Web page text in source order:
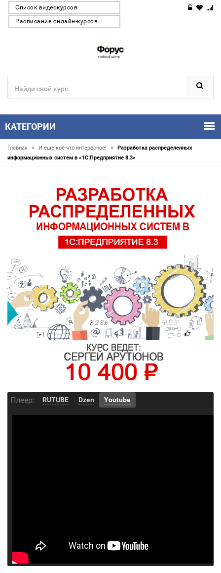
Список видеокурсов
Расписание онлайн-курсов
КАТЕГОРИИ
Главная » И еще кое-что интересное! »
Разработка распределенных
информационных систем в «1С:Предприятие 8.3»
Плеер: RUTUBE Dzen Youtube